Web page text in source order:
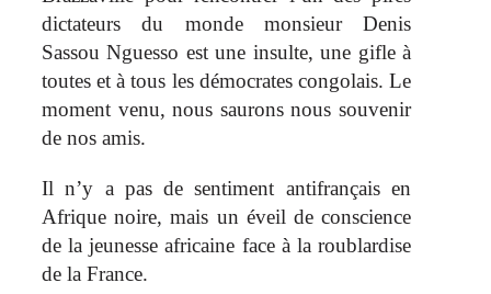
dictateurs du monde monsieur Denis
Sassou Nguesso est une insulte, une gifle à
toutes et à tous les démocrates congolais. Le
moment venu, nous saurons nous souvenir
de nos amis.
Il n’y a pas de sentiment antifrançais en
Afrique noire, mais un éveil de conscience
de la jeunesse africaine face à la roublardise
de la France.